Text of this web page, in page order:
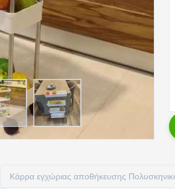
Κάρρα εγχώριας αποθήκευσης